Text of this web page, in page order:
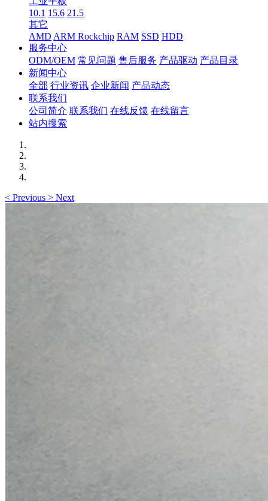
10.1 15.6 21.5
其它
AMD ARM Rockchip RAM SSD HDD
服务中心
ODM/OEM 常见问题 售后服务 产品驱动 产品目录
新闻中心
全部 行业资讯 企业新闻 产品动态
联系我们
公司简介 联系我们 在线反馈 在线留言
站内搜索
< Previous > Next